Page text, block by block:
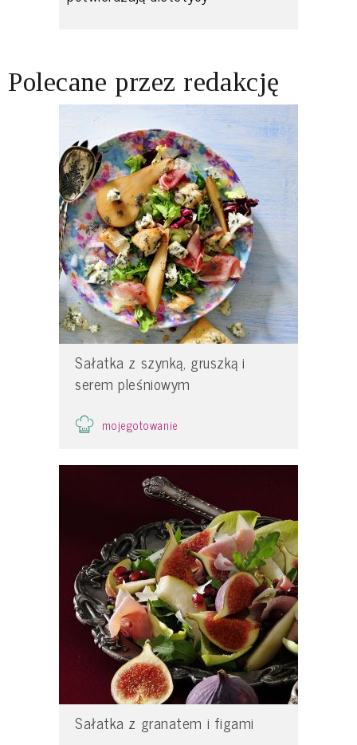
Polecane przez redakcję
Sałatka z szynką, gruszką i
serem pleśniowym
mojegotowanie
Sałatka z granatem i figami